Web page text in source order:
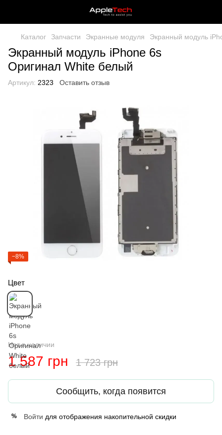
Каталог Запчасти Экранные модуля Экранный модуль
Экранный модуль iPhone 6s
Оригинал White белый
Артикул: 2323 Оставить отзыв
−8%
Цвет
Нет в наличии
1 587 грн 1 723 грн
Сообщить, когда появится
% Войти для отображения накопительной скидки